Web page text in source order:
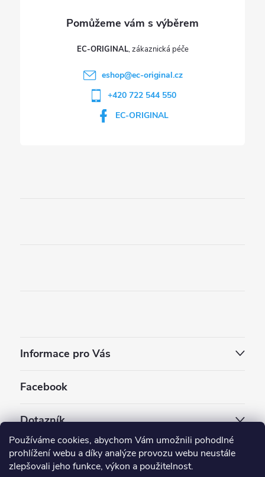
Používáme cookies, abychom Vám umožnili pohodlné
prohlížení webu a díky analýze provozu webu neustále
zlepšovali jeho funkce, výkon a použitelnost.
EC-ORIGINAL
eshop@ec-original.cz
+420 722 544 550
EC-ORIGINAL
Informace pro Vás
Facebook
Dotazník
Jaký styl vapování vám vyhovuje ?